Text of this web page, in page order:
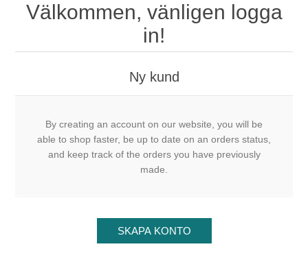
Välkommen, vänligen logga
in!
Ny kund
By creating an account on our website, you will be
able to shop faster, be up to date on an orders status,
and keep track of the orders you have previously
made.